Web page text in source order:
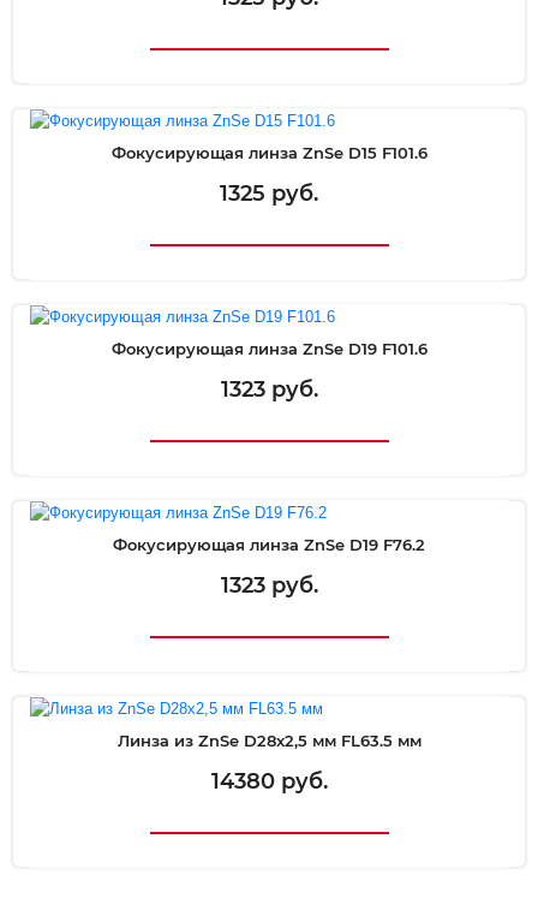
Фокусирующая линза ZnSe D15 F101.6
1325 руб.
Фокусирующая линза ZnSe D19 F101.6
1323 руб.
Фокусирующая линза ZnSe D19 F76.2
1323 руб.
Линза из ZnSe D28х2,5 мм FL63.5 мм
14380 руб.